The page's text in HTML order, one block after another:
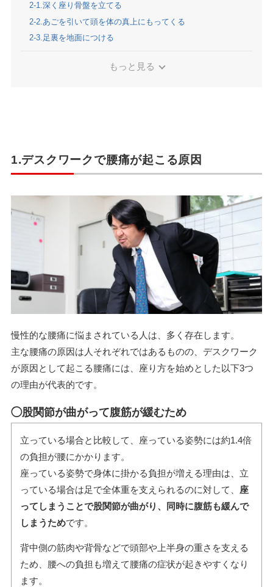
2-1.深く座り骨盤を立てる
2-2.あごを引いて頭を体の真上にもってくる
2-3.足裏を地面につける
もっと見る
1.デスクワークで腰痛が起こる原因
慢性的な腰痛に悩まされている人は、多く存在します。
主な腰痛の原因は人それぞれではあるものの、デスクワーク
が原因として起こる腰痛には、座り方を始めとした以下3つ
の理由が代表的です。
◯股関節が曲がって腹筋が緩むため
立っている場合と比較して、座っている姿勢には約1.4倍
の負担が腰にかかります。
座っている姿勢で身体に掛かる負担が増える理由は、立
っている場合は足で全体重を支えられるのに対して、 座
ってしまうことで股関節が曲がり、同時に腹筋も緩んで
しまうためです。
背中側の筋肉や背骨などで頭部や上半身の重さを支える
ため、腰への負担も増えて腰痛の症状が起きやすくなり
ます。